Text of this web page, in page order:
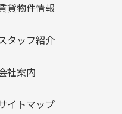
貸物件情報
タッフ紹介
社案内
イトマップ